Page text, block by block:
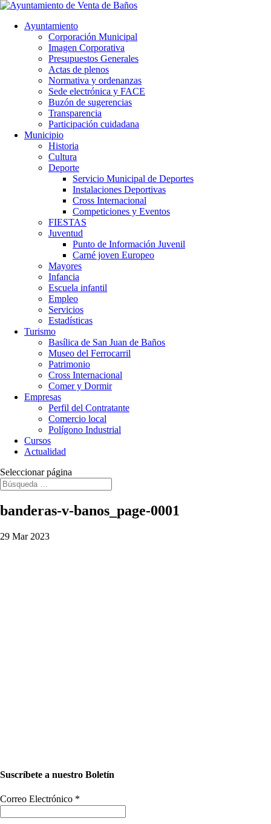
Ayuntamiento
Corporación Municipal
Imagen Corporativa
Presupuestos Generales
Actas de plenos
Normativa y ordenanzas
Sede electrónica y FACE
Buzón de sugerencias
Transparencia
Participación cuidadana
Municipio
Historia
Cultura
Deporte
Servicio Municipal de Deportes
Instalaciones Deportivas
Cross Internacional
Competiciones y Eventos
FIESTAS
Juventud
Punto de Información Juvenil
Carné joven Europeo
Mayores
Infancia
Escuela infantil
Empleo
Servicios
Estadísticas
Turismo
Basílica de San Juan de Baños
Museo del Ferrocarril
Patrimonio
Cross Internacional
Comer y Dormir
Empresas
Perfil del Contratante
Comercio local
Polígono Industrial
Cursos
Actualidad
Seleccionar página
banderas-v-banos_page-0001
29 Mar 2023
Suscríbete a nuestro Boletín
Correo Electrónico *